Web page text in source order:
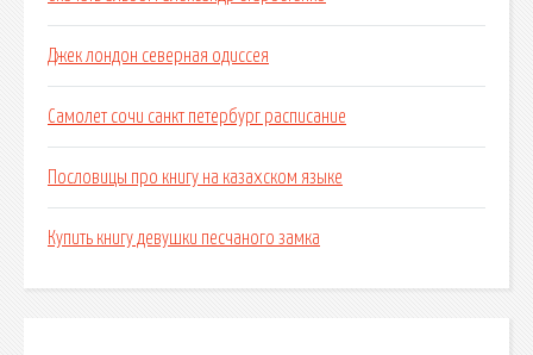
Джек лондон северная одиссея
Самолет сочи санкт петербург расписание
Пословицы про книгу на казахском языке
Купить книгу девушки песчаного замка